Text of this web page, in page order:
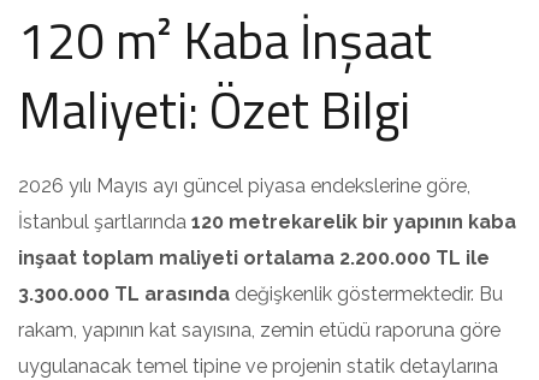
120 m² Kaba İnşaat
Maliyeti: Özet Bilgi
2026 yılı Mayıs ayı güncel piyasa endekslerine göre,
İstanbul şartlarında 120 metrekarelik bir yapının kaba
inşaat toplam maliyeti ortalama 2.200.000 TL ile
3.300.000 TL arasında değişkenlik göstermektedir. Bu
rakam, yapının kat sayısına, zemin etüdü raporuna göre
uygulanacak temel tipine ve projenin statik detaylarına